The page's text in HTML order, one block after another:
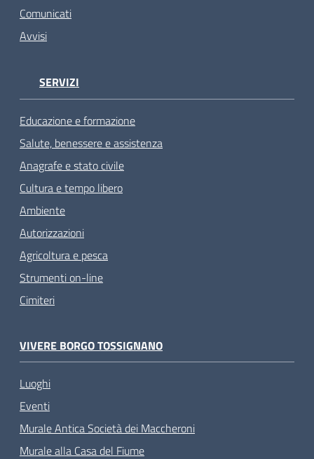
Comunicati
Avvisi
SERVIZI
Educazione e formazione
Salute, benessere e assistenza
Anagrafe e stato civile
Cultura e tempo libero
Ambiente
Autorizzazioni
Agricoltura e pesca
Strumenti on-line
Cimiteri
VIVERE BORGO TOSSIGNANO
Luoghi
Eventi
Murale Antica Società dei Maccheroni
Murale alla Casa del Fiume